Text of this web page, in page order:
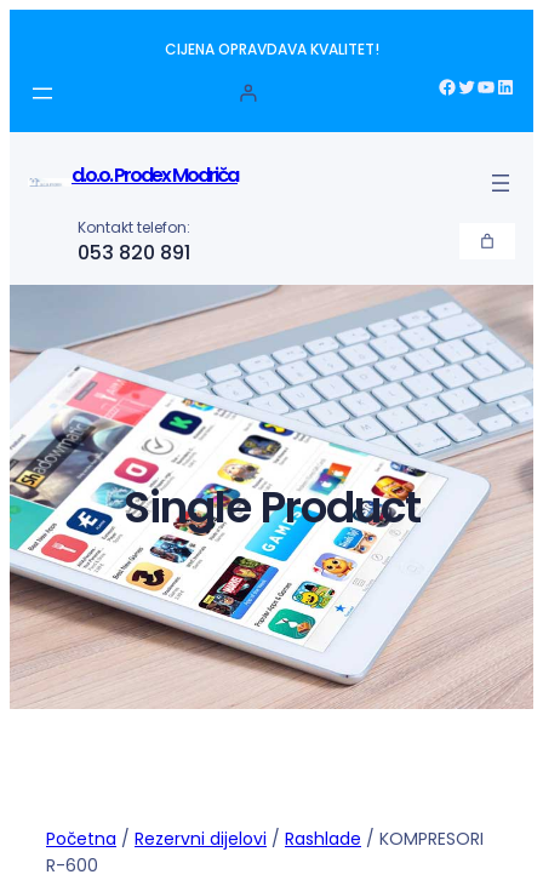
sadržaj
CIJENA OPRAVDAVA KVALITET!
Facebook Twitter YouTube LinkedIn
d.o.o. Prodex Modriča
Kontakt telefon:
053 820 891
Single Product
Početna / Rezervni dijelovi / Rashlade / KOMPRESORI
R-600